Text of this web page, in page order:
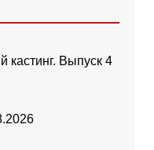
кастинг. Выпуск 4